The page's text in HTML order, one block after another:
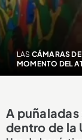
LAS CÁMARAS
MOMENTO DEL
A
dentro de la